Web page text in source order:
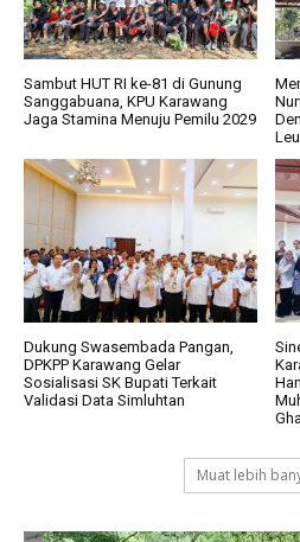
Sambut HUT RI ke-81 di Gunung
Sanggabuana, KPU Karawang
Jaga Stamina Menuju Pemilu 2029
Dukung Swasembada Pangan,
DPKPP Karawang Gelar
Sosialisasi SK Bupati Terkait
Validasi Data Simluhtan
Muat lebih